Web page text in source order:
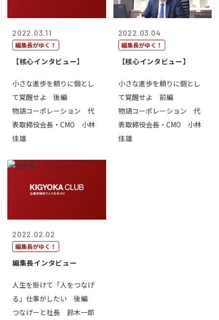
2022.03.11
編集長がゆく！
【核心インタビュー】
小さな進歩を頼りに個とし
て覚醒せよ 後編
物語コーポレーション 代
表取締役会長・CMO 小林
佳雄
2022.03.04
編集長がゆく！
【核心インタビュー】
小さな進歩を頼りに個とし
て覚醒せよ 前編
物語コーポレーション 代
表取締役会長・CMO 小林
佳雄
2022.02.02
編集長がゆく！
編集長インタビュー
人生を掛けて「人をつなげ
る」仕事がしたい 後編
つなげーと社長 鈴木一郎